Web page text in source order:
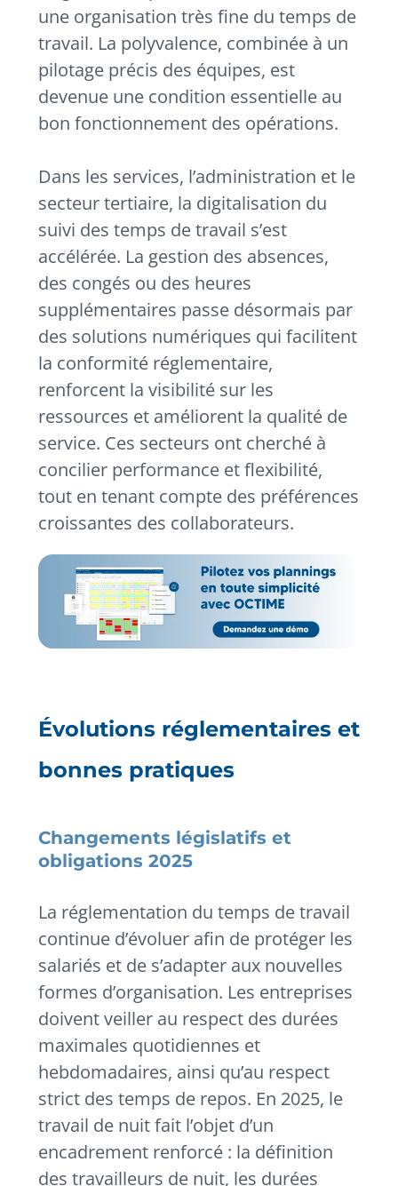
une organisation très fine du temps de
travail. La polyvalence, combinée à un
pilotage précis des équipes, est
devenue une condition essentielle au
bon fonctionnement des opérations.
Dans les services, l’administration et le
secteur tertiaire, la digitalisation du
suivi des temps de travail s’est
accélérée. La gestion des absences,
des congés ou des heures
supplémentaires passe désormais par
des solutions numériques qui facilitent
la conformité réglementaire,
renforcent la visibilité sur les
ressources et améliorent la qualité de
service. Ces secteurs ont cherché à
concilier performance et flexibilité,
tout en tenant compte des préférences
croissantes des collaborateurs.
Évolutions réglementaires et
bonnes pratiques
Changements législatifs et
obligations 2025
La réglementation du temps de travail
continue d’évoluer afin de protéger les
salariés et de s’adapter aux nouvelles
formes d’organisation. Les entreprises
doivent veiller au respect des durées
maximales quotidiennes et
hebdomadaires, ainsi qu’au respect
strict des temps de repos. En 2025, le
travail de nuit fait l’objet d’un
encadrement renforcé : la définition
des travailleurs de nuit, les durées